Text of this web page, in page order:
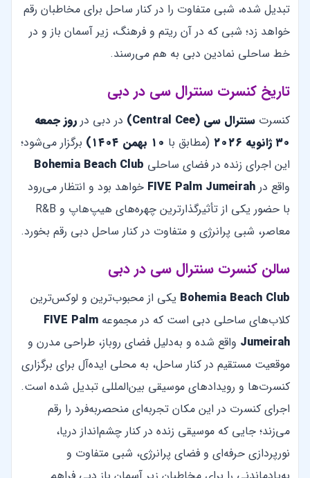
تبدیل شده، شبی متفاوت را در کنار ساحل برای مخاطبان رقم
خواهد زد؛ شبی که در آن ریتم و فرهنگ، زیر آسمان باز و در
خط ساحلی نمادین دبی به هم می‌رسند.
تاریخ کنسرت سنترال سی در دبی
کنسرت سنترال سی (Central Cee) در دبی در روز جمعه
۳۰ ژانویه ۲۰۲۶
(مطابق با ۱۰ بهمن ۱۴۰۴)
برگزار می‌شود؛
این اجرای زنده در فضای ساحلی Bohemia Beach Club
واقع در FIVE Palm Jumeirah خواهد بود و انتظار می‌رود
با حضور یکی از تأثیرگذارترین چهره‌های هیپ‌هاپ و R&B
معاصر، شبی پرانرژی و متفاوت در کنار ساحل دبی رقم بخورد.
سالن کنسرت سنترال سی در دبی
Bohemia Beach Club یکی از محبوب‌ترین و لوکس‌ترین
کلاب‌های ساحلی دبی است که در مجموعه FIVE Palm
Jumeirah واقع شده و به‌دلیل فضای روباز، طراحی مدرن و
موقعیت مستقیم در کنار ساحل، به محلی ایده‌آل برای برگزاری
کنسرت‌ها و رویدادهای موسیقی بین‌المللی تبدیل شده است.
اجرای کنسرت در این مکان تجربه‌ای منحصربه‌فرد را رقم
می‌زند؛ جایی که موسیقی زنده در کنار چشم‌انداز دریا،
نورپردازی حرفه‌ای و فضای پرانرژی، شبی متفاوت و